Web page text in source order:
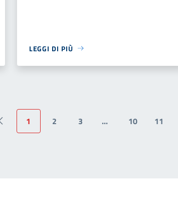
LEGGI DI PIÙ
Pagina precedente
1 2 3 ... 10 11